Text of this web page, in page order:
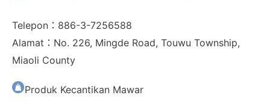
Telepon：886-3-7256588
Alamat：No. 226, Mingde Road, Touwu Township,
Miaoli County
Produk Kecantikan Mawar